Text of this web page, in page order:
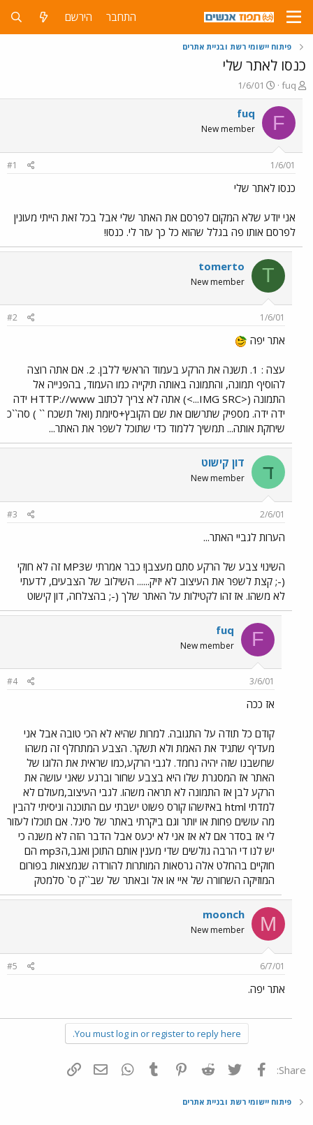
התחבר הירשם
פיתוח יישומי רשת ובניית אתרים
כנסו לאתר שלי
פ
ו
ת
ח
ה
ש
א
fuq
פ
ו
ס
ם
ר
1/6/01
F
fuq
New member
1/6/01
#1
כנסו לאתר שלי
אני יודע שלא המקום לפרסם את האתר שלי אבל בכל זאת הייתי מעונין
לפרסם אותו פה בגלל שהוא כל כך עזר לי. כנסו!
T
tomerto
New member
1/6/01
#2
אתר יפה
עצה : 1. תשנה את הרקע בעמוד הראשי ללבן. 2. אם אתה רוצה
להוסיף תמונה, והתמונה באותה תיקייה כמו העמוד, בהפנייה אל
התמונה (<IMG SRC...>) אתה לא צריך לכתוב HTTP://www ידה
ידה ידה. מספיק שתרשום את שם הקובץ+סיומת (ואל תשכח `` ) סה``כ
שיחקת אותה... תמשיך ללמוד כדי שתוכל לשפר את האתר...
ד דון קִישוט
New member
2/6/01
#3
הערות לגביי האתר...
השינוי צבע של הרקע סתם מעצבן! כבר אמרתי שMP3 זה לא חוקי
(-; קצת לשפר את העיצוב לא יזיק...... השילוב של הצבעים, לדעתי
לא משהו. אז זהו לקטילות על האתר שלך (-; בהצלחה, דון קישוט
F
fuq
New member
3/6/01
#4
אז ככה
קודם כל תודה על התגובה. למרות שהיא לא הכי טובה אבל אני
מעדיף שתגיד את האמת ולא תשקר. הצבע המתחלף זה משהו
שחשבנו שזה יהיה נחמד. לגבי הרקע,כמו שראית את הלוגו של
האתר אז המסגרת שלו היא בצבע שחור וברגע שאני עושה את
הרקע לבן אז התמונה לא תראה משהו. לגבי העיצוב,מעולם לא
למדתי html באיזשהו קורס פשוט ישבתי עם התוכנה וניסיתי להבין
מה עושים פחות או יותר וגם ביקרתי באתר של סיגל. אם תוכלו לעזור
לי אז בסדר אם לא אז אני לא יכעס אבל הדבר הזה לא משנה כי
יש לנו די הרבה גולשים שדי מענין אותם התוכן ואגב,הmp3 הם
חוקיים בהחלט אלה גרסאות המותרות להורדה שנמצאות בפורום
המוזיקה השחורה של איי או אל ובאתר של שב``ק ס` סלמטק
M
moonch
New member
6/7/01
#5
אתר יפה.
You must log in or register to reply here.
Share: פייסבוק Twitter
Reddit
Pinterest
Tumblr
WhatsAppדואר אלקטרוני
פיתוח יישומי רשת ובניית אתרים